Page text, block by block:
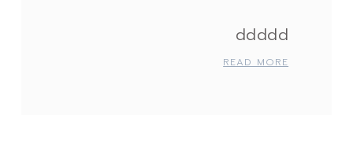
ddddd
READ MORE